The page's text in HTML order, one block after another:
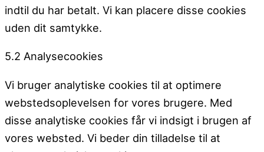
indtil du har betalt. Vi kan placere disse cookies
uden dit samtykke.
5.2 Analysecookies
Vi bruger analytiske cookies til at optimere
webstedsoplevelsen for vores brugere. Med
disse analytiske cookies får vi indsigt i brugen af ​​
vores websted. Vi beder din tilladelse til at